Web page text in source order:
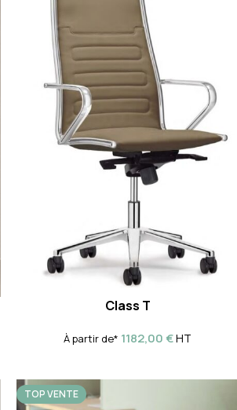
Class T
À partir de* 1182,00€HT
TOP VENTE